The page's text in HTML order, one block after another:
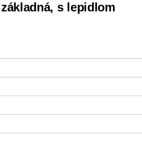
s lepidlom